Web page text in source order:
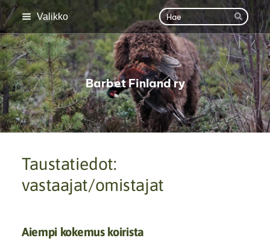
Siirry
sivun
sisältöön
Valikko Haku
Hae
Barbet Finland ry
Taustatiedot:
vastaajat/omistajat
Aiempi kokemus koirista